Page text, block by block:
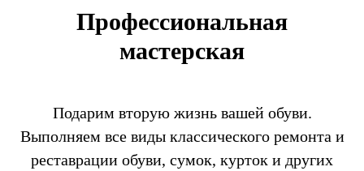
Профессиональная
мастерская
Подарим вторую жизнь вашей обуви.
Выполняем все виды классического ремонта и
реставрации обуви, сумок, курток и других